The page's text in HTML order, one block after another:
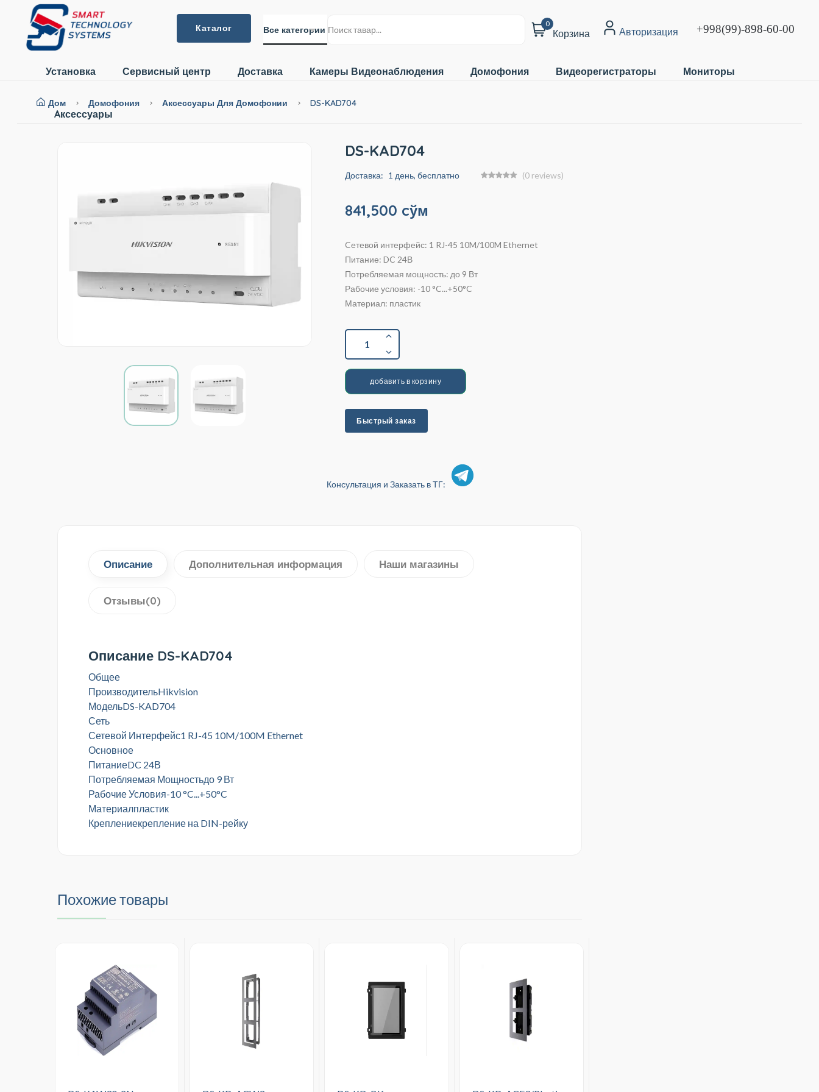
Каталог Все категории
0
Корзина Авторизация +998(99)-898-60-00
Установка Сервисный центр Доставка Камеры Видеонаблюдения Домофония Видеорегистраторы Мониторы
Aксессуары
Дом Домофония Аксессуары Для Домофонии DS-KAD704
DS-KAD704
Доставка: 1 день, бесплатно (0 reviews)
841,500 cўм
Cетевой интерфейс: 1 RJ-45 10M/100M Ethernet
Питание: DC 24В
Потребляемая мощность: до 9 Вт
Рабочие условия: -10 °C...+50°C
Материал: пластик
1
добавить в корзину
Быстрый заказ
Консультация и Заказать в ТГ:
Описание Дополнительная информация Наши магазины
Отзывы(0)
Описание DS-KAD704
Общее
ПроизводительHikvision
МодельDS-KAD704
Сеть
Сетевой Интерфейс1 RJ-45 10M/100M Ethernet
Основное
ПитаниеDC 24В
Потребляемая Мощностьдо 9 Вт
Рабочие Условия-10 °C...+50°C
Материалпластик
Креплениекрепление на DIN-рейку
Похожие товары